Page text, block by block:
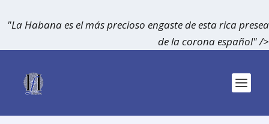
"La Habana es el más precioso engaste de esta rica presea
de la corona español" />